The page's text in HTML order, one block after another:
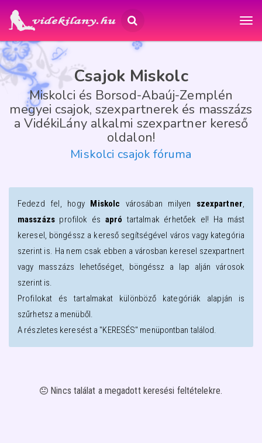
Csajok Miskolc
Miskolci és Borsod-Abaúj-Zemplén
megyei csajok, szexpartnerek és masszázs
a VidékiLány alkalmi szexpartner kereső
oldalon!
Miskolci csajok fóruma
Fedezd fel, hogy Miskolc városában milyen szexpartner,
masszázsprofilok és apró tartalmak érhetőek el! Ha mást
keresel, böngéssz a kereső segítségével város vagy kategória
szerint is. Ha nem csak ebben a városban keresel szexpartnert
vagy masszázs lehetőséget, böngéssz a lap alján városok
szerint is.
Profilokat és tartalmakat különböző kategóriák alapján is
szűrhetsz a menüből.
A részletes keresést a "KERESÉS" menüpontban találod.
Nincs találat a megadott keresési feltételekre.